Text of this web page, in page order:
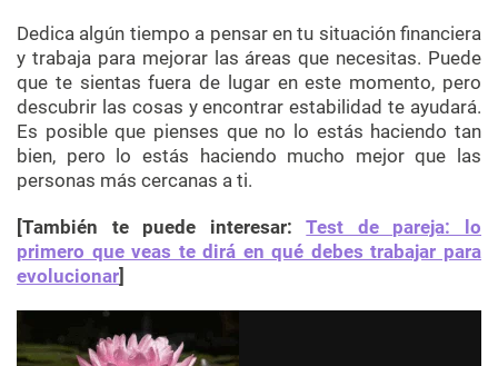
Dedica algún tiempo a pensar en tu situación financiera
y trabaja para mejorar las áreas que necesitas. Puede
que te sientas fuera de lugar en este momento, pero
descubrir las cosas y encontrar estabilidad te ayudará.
Es posible que pienses que no lo estás haciendo tan
bien, pero lo estás haciendo mucho mejor que las
personas más cercanas a ti.
[También te puede interesar:Test de pareja: lo
primero que veas te dirá en qué debes trabajar para
evolucionar]